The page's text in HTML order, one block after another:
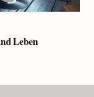
Leben